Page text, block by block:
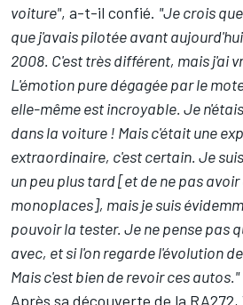
voiture", a-t-il confié. "Je crois
que j'avais pilotée avant
2008. C'est très différent, mais j'ai
L'émotion pure dégagée par le
elle-même est incroyable. Je
dans la voiture ! Mais c'était une
extraordinaire, c'est certain. Je
un peu plus tard [et de ne pas
monoplaces], mais je suis
pouvoir la tester. Je ne pense pas
avec, et si l'on regarde l'évolution
Mais c'est bien de revoir ces autos."
Après sa découverte de la